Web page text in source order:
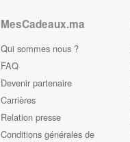
MesCadeaux.ma
Qui sommes nous ?
FAQ
Devenir partenaire
Carrières
Relation presse
Conditions générales de